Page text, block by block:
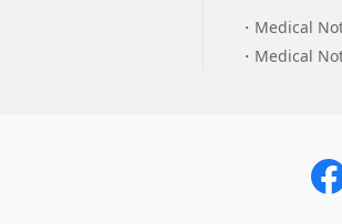
Medical
Medical